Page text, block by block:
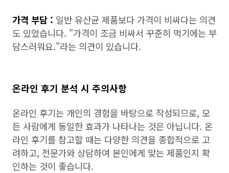
가격 부담 : 일반 유산균 제품보다 가격이 비싸다는 의견
도 있었습니다. "가격이 조금 비싸서 꾸준히 먹기에는 부
담스러워요."라는 의견이 있습니다.
온라인 후기 분석 시 주의사항
온라인 후기는 개인의 경험을 바탕으로 작성되므로, 모
든 사람에게 동일한 효과가 나타나는 것은 아닙니다. 온
라인 후기를 참고할 때는 다양한 의견을 종합적으로 고
려하고, 전문가와 상담하여 본인에게 맞는 제품인지 확
인하는 것이 좋습니다.